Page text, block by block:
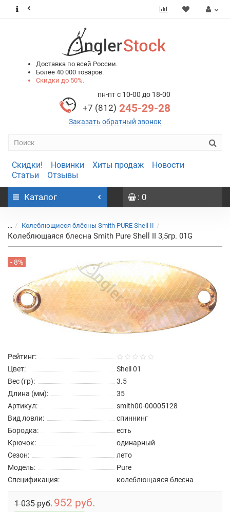
Доставка по всей России.
Более 40 000 товаров.
Скидки до 50%.
пн-пт с 10-00 до 18-00
+7 (812) 245-29-28
Заказать обратный звонок
Скидки! Новинки Хиты продаж
Новости
Статьи
Отзывы
Каталог : 0
... Колеблющиеся блёсны Smith PURE Shell II
Колеблющаяся блесна Smith Pure Shell II 3,5гр. 01G
- 8%
Рейтинг:
Цвет:
Shell 01
Вес (гр):
3.5
Длина (мм):
35
Артикул:
smith00-00005128
Вид ловли:
спиннинг
Бородка:
есть
Крючок:
одинарный
Сезон:
лето
Модель:
Pure
Спецификация:
колеблющаяся блесна
1 035 руб. 952 руб.